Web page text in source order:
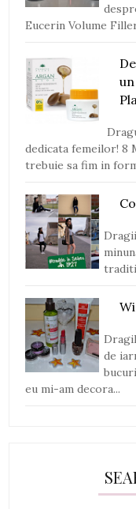
Eucerin Volume
dedicata femeilor! 8
trebuie sa fim in
de
eu mi-am decora...